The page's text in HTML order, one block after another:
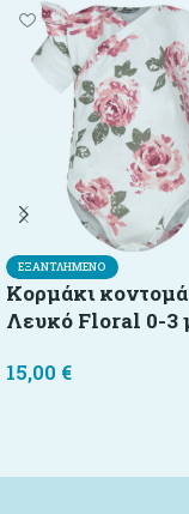
ΕΞΑΝΤΛΗΜΈΝΟ
Κορμάκι
Λευκό Floral 0-3
15,00 €